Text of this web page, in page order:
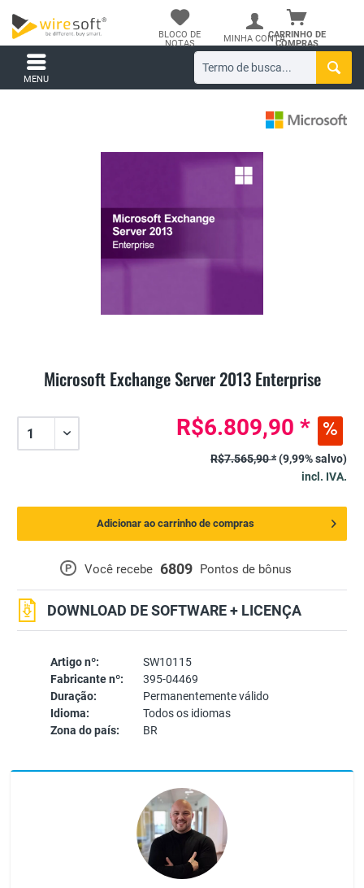
CARRINHO DE
COMPRAS
BLOCO DE
NOTAS
MINHA CONTA
MENU
Microsoft Exchange Server 2013 Enterprise
Artigo nº:
SW10115
Fabricante nº:
395-04469
Duração:
Permanentemente válido
Idioma:
Todos os idiomas
Zona do país:
BR
P Você recebe 6809 Pontos de bônus
DOWNLOAD DE SOFTWARE + LICENÇA
R$6.809,90 *
R$7.565,90 *(9,99% salvo)
incl. IVA.
Adicionar ao carrinho de compras